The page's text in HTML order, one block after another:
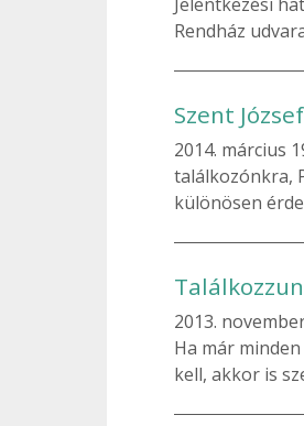
Rendház
Szent
2014. március
találkozónkra,
különösen
2013.
Ha már
kell, akkor is